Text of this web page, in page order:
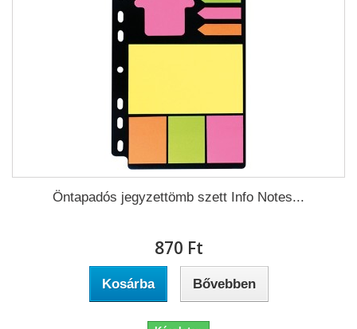
Öntapadós jegyzettömb szett Info Notes...
870 Ft‎
Kosárba Bővebben